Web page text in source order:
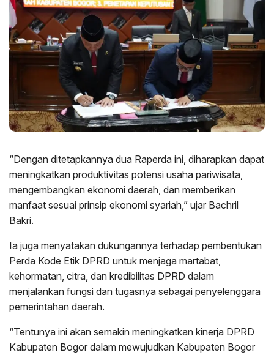
“Dengan ditetapkannya dua Raperda ini, diharapkan dapat
meningkatkan produktivitas potensi usaha pariwisata,
mengembangkan ekonomi daerah, dan memberikan
manfaat sesuai prinsip ekonomi syariah,” ujar Bachril
Bakri.
Ia juga menyatakan dukungannya terhadap pembentukan
Perda Kode Etik DPRD untuk menjaga martabat,
kehormatan, citra, dan kredibilitas DPRD dalam
menjalankan fungsi dan tugasnya sebagai penyelenggara
pemerintahan daerah.
“Tentunya ini akan semakin meningkatkan kinerja DPRD
Kabupaten Bogor dalam mewujudkan Kabupaten Bogor